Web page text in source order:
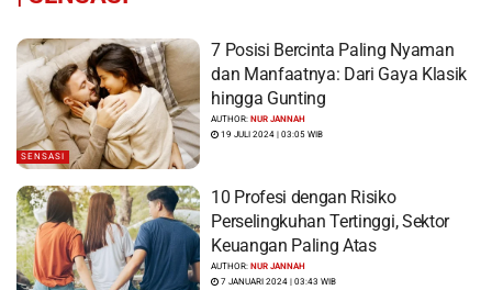
SENSASI
7 Posisi Bercinta Paling Nyaman
dan Manfaatnya: Dari Gaya Klasik
hingga Gunting
AUTHOR:NUR JANNAH
19 JULI 2024 | 03:05 WIB
10 Profesi dengan Risiko
Perselingkuhan Tertinggi, Sektor
Keuangan Paling Atas
AUTHOR:NUR JANNAH
7 JANUARI 2024 | 03:43 WIB